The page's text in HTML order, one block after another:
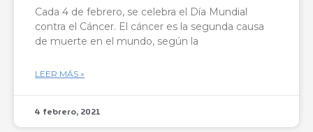
Cada 4 de febrero, se celebra el Día Mundial
contra el Cáncer. El cáncer es la segunda causa
de muerte en el mundo, según la
LEER MÁS »
4 febrero, 2021